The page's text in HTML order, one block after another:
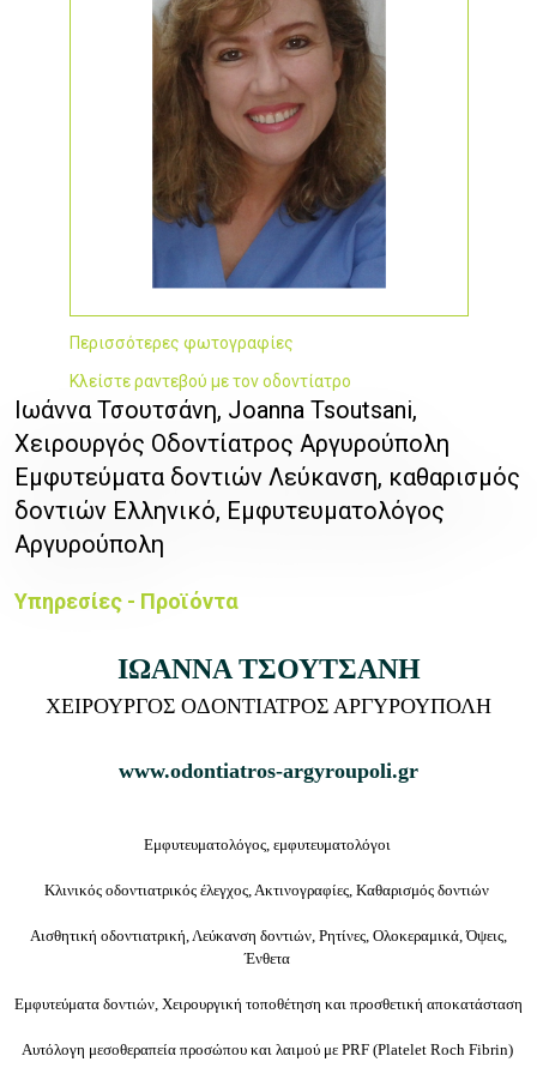
Περισσότερες φωτογραφίες
Κλείστε ραντεβού με τον οδοντίατρο
Ιωάννα Τσουτσάνη, Joanna Tsoutsani,
Χειρουργός Οδοντίατρος Αργυρούπολη
Εμφυτεύματα δοντιών Λεύκανση, καθαρισμός
δοντιών Ελληνικό, Εμφυτευματολόγος
Αργυρούπολη
Υπηρεσίες - Προϊόντα
ΙΩΑΝΝΑ ΤΣΟΥΤΣΑΝΗ
ΧΕΙΡΟΥΡΓΟΣ ΟΔΟΝΤΙΑΤΡΟΣ ΑΡΓΥΡΟΥΠΟΛΗ
www.odontiatros-argyroupoli.gr
Εμφυτευματολόγος, εμφυτευματολόγοι
Κλινικός οδοντιατρικός έλεγχος, Ακτινογραφίες, Καθαρισμός δοντιών
Αισθητική οδοντιατρική, Λεύκανση δοντιών, Ρητίνες, Ολοκεραμικά, Όψεις,
Ένθετα
Εμφυτεύματα δοντιών, Χειρουργική τοποθέτηση και προσθετική αποκατάσταση
Αυτόλογη μεσοθεραπεία προσώπου και λαιμού με PRF (Platelet Roch Fibrin)